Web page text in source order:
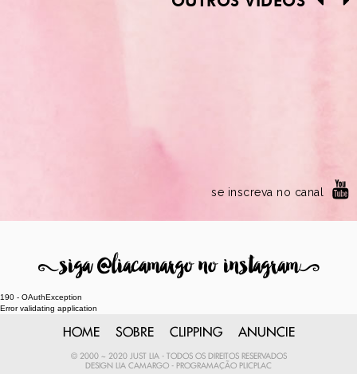
se inscreva no canal
8siga @liacamargo no instagram9
190 - OAuthException
Error validating application
HOME SOBRE CLIPPING ANUNCIE
© 2000 ~ 2020 JUST LIA - TODOS OS DIREITOS RESERVADOS
DESIGN
LIA CAMARGO - PROGRAMAÇÃO PLICPLAC